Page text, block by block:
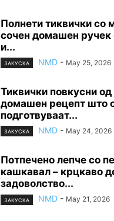
Полнети тиквички со
сочен домашен ручек
и...
ЗАКУСКА NMD - May 25, 2026
Тиквички повкусни
домашен рецепт што
подготвуваат...
ЗАКУСКА NMD - May 24, 2026
Потпечено лепче со
кашкавал – крцкаво
задоволство...
ЗАКУСКА NMD - May 21, 2026